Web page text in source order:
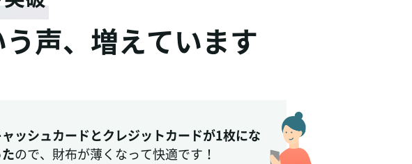
う声、増えています
ッシュカードとクレジットカードが1枚にな
ので、財布が薄くなって快適です！